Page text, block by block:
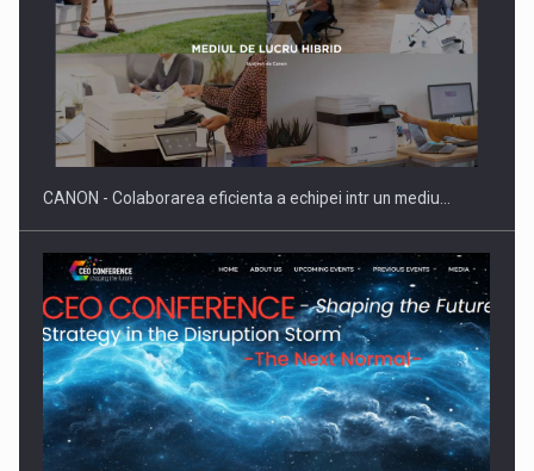
Producatorii si comerciantii care nu se supun noilor
reglementari…
Proteinmaxxing and the Future of Protein Demand
CANON - Colaborarea eficienta a echipei intr un mediu…